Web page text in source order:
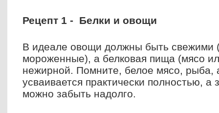
Рецепт 1 - Белки и овощи
В идеале овощи должны быть свежими
мороженные), а белковая пища (мясо
нежирной. Помните, белое мясо, рыба,
усваивается практически полностью, а
можно забыть надолго.